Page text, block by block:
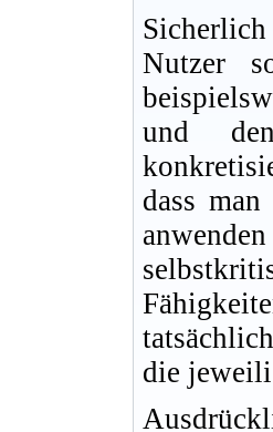
Nutzer
und
dass
die